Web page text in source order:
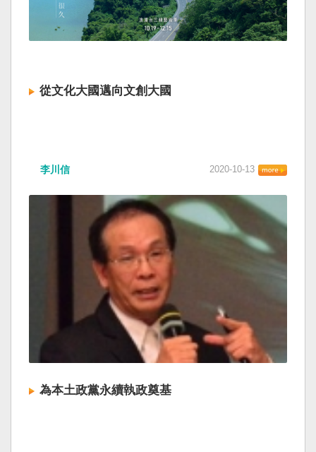
從文化大國邁向文創大國
李川信 2020-10-13
為本土政黨永續執政奠基